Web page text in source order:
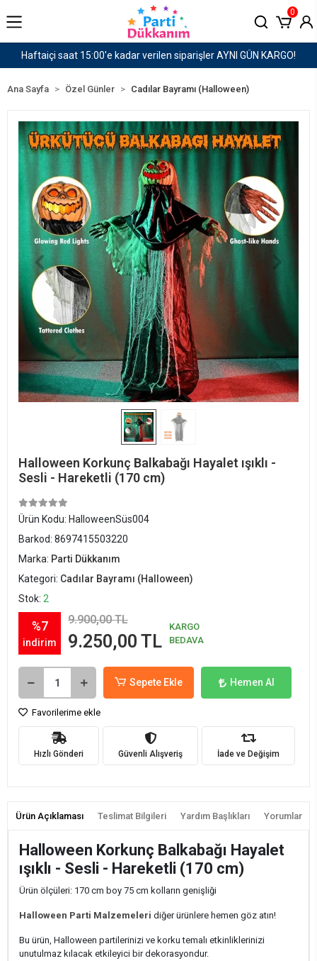
1500 TL ve Üzeri Kargo Ücretsiz!
0
Ana Sayfa Özel Günler Cadılar Bayramı (Halloween)
Halloween Korkunç Balkabağı Hayalet ışıklı -
Sesli - Hareketli (170 cm)
Ürün Kodu: HalloweenSüs004
Barkod: 8697415503220
Marka: Parti Dükkanım
Kategori: Cadılar Bayramı (Halloween)
Stok: 2
%7
indirim
9.900,00 TL
9.250,00 TL
KARGO
BEDAVA
Sepete Ekle Hemen Al
Favorilerime ekle
Hızlı Gönderi Güvenli Alışveriş İade ve Değişim
Ürün Açıklaması Teslimat Bilgileri Yardım Başlıkları Yorumlar
Halloween Korkunç Balkabağı Hayalet
ışıklı - Sesli - Hareketli (170 cm)
Ürün ölçüleri: 170 cm boy 75 cm kolların genişliği
Halloween Parti Malzemeleri diğer ürünlere hemen göz atın!
Bu ürün, Halloween partilerinizi ve korku temalı etkinliklerinizi
unutulmaz kılacak etkileyici bir dekorasyondur.